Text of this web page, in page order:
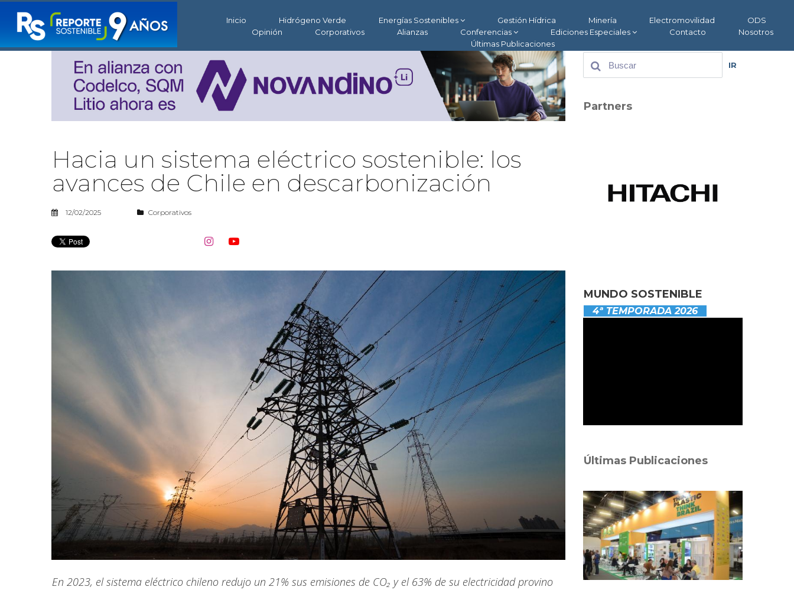
Inicio Hidrógeno Verde Energías Sostenibles Gestión Hídrica Minería Electromovilidad
ODS
Opinión
Corporativos Alianzas Conferencias Ediciones Especiales Contacto
Nosotros
Últimas Publicaciones
Hacia un sistema eléctrico sostenible: los
avances de Chile en descarbonización
12/02/2025 Corporativos
 
En 2023, el sistema eléctrico chileno redujo un 21% sus emisiones de CO₂ y el 63% de su electricidad provino
IR
Partners
MUNDO SOSTENIBLE
4ª TEMPORADA 2026
Últimas Publicaciones